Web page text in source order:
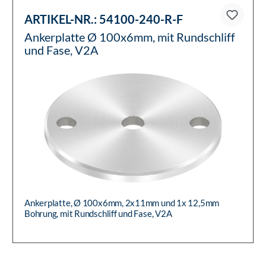
ARTIKEL-NR.: 54100-240-R-F
Ankerplatte Ø 100x6mm, mit Rundschliff
und Fase, V2A
Ankerplatte, Ø 100x6mm, 2x11mm und 1x 12,5mm
Bohrung, mit Rundschliff und Fase, V2A